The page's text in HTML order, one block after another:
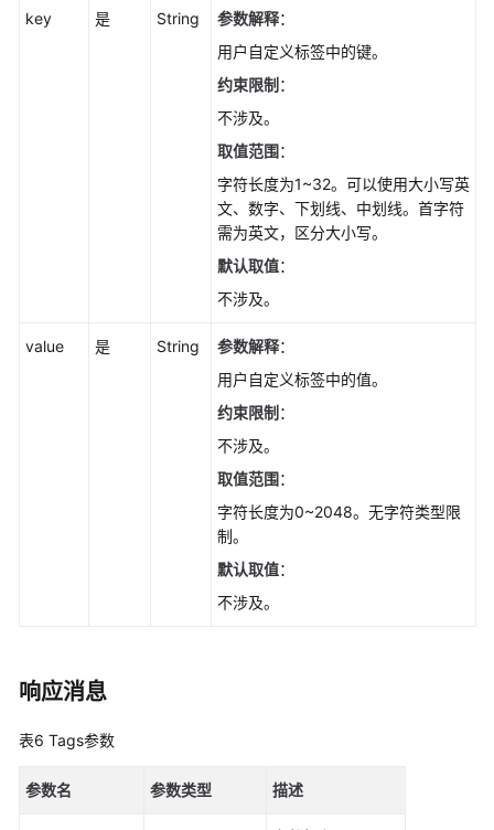
key 是 String 参数解释：
用户自定义标签中的键。
约束限制 ：
不涉及。
取值范围：
字符长度为1~32。可以使用大小写英
文、数字、下划线、中划线。首字符
需为英文，区分大小写。
默认取值：
不涉及。
value 是 String 参数解释：
用户自定义标签中的值。
约束限制 ：
不涉及。
取值范围：
字符长度为0~2048。无字符类型限
制。
默认取值：
不涉及。
响应消息
表6 Tags参数
参数名 参数类型 描述